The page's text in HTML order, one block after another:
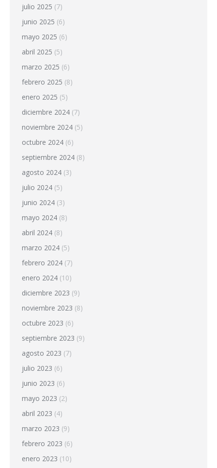
julio 2025 (7)
junio 2025 (6)
mayo 2025 (6)
abril 2025 (5)
marzo 2025 (6)
febrero 2025 (8)
enero 2025 (5)
diciembre 2024 (7)
noviembre 2024 (5)
octubre 2024 (6)
septiembre 2024 (8)
agosto 2024 (3)
julio 2024 (5)
junio 2024 (3)
mayo 2024 (8)
abril 2024 (8)
marzo 2024 (5)
febrero 2024 (7)
enero 2024 (10)
diciembre 2023 (9)
noviembre 2023 (8)
octubre 2023 (6)
septiembre 2023 (9)
agosto 2023 (7)
julio 2023 (6)
junio 2023 (6)
mayo 2023 (2)
abril 2023 (4)
marzo 2023 (9)
febrero 2023 (6)
enero 2023 (10)